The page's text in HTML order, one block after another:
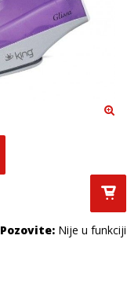
Pozovite: Nije u funkciji